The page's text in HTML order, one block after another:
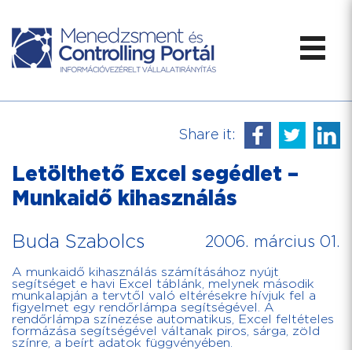
Share it:
Letölthető Excel segédlet –
Munkaidő kihasználás
Buda Szabolcs 2006. március 01.
A munkaidő kihasználás számításához nyújt
segítséget e havi Excel táblánk, melynek második
munkalapján a tervtől való eltérésekre hívjuk fel a
figyelmet egy rendőrlámpa segítségével. A
rendőrlámpa színezése automatikus, Excel feltételes
formázása segítségével váltanak piros, sárga, zöld
színre, a beírt adatok függvényében.